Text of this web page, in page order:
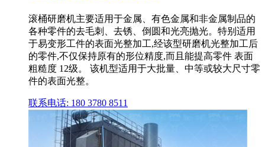
滚桶研磨机主要适用于金属、有色金属和非金属制品的
各种零件的去毛刺、去锈、倒圆和光亮抛光。特别适用
于易变形工件的表面光整加工,经该型研磨机光整加工后
的零件,不仅保持原有的形位精度,而且能提高零件 表面
粗糙度 12级。 该机型适用于大批量、中等或较大尺寸零
件的表面光整。
联系电话: 180 3780 8511